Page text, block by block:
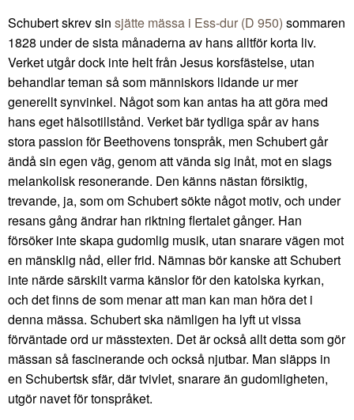
Schubert skrev sin sjätte mässa i Ess-dur (D 950) sommaren
1828 under de sista månaderna av hans alltför korta liv.
Verket utgår dock inte helt från Jesus korsfästelse, utan
behandlar teman så som människors lidande ur mer
generellt synvinkel. Något som kan antas ha att göra med
hans eget hälsotillstånd. Verket bär tydliga spår av hans
stora passion för Beethovens tonspråk, men Schubert går
ändå sin egen väg, genom att vända sig inåt, mot en slags
melankolisk resonerande. Den känns nästan försiktig,
trevande, ja, som om Schubert sökte något motiv, och under
resans gång ändrar han riktning flertalet gånger. Han
försöker inte skapa gudomlig musik, utan snarare vägen mot
en mänsklig nåd, eller frid. Nämnas bör kanske att Schubert
inte närde särskilt varma känslor för den katolska kyrkan,
och det finns de som menar att man kan man höra det i
denna mässa. Schubert ska nämligen ha lyft ut vissa
förväntade ord ur mässtexten. Det är också allt detta som gör
mässan så fascinerande och också njutbar. Man släpps in
en Schubertsk sfär, där tvivlet, snarare än gudomligheten,
utgör navet för tonspråket.